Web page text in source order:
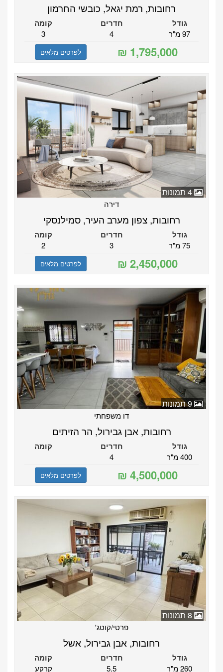
רחובות, רמת יגאל, כובשי החרמון
גודל
97 מ"ר
חדרים
4
קומה
3
לפרטים מלאים
דירה
רחובות, צפון מערב העיר, סמילנסקי
גודל
75 מ"ר
חדרים
3
קומה
2
לפרטים מלאים
דו משפחתי
רחובות, אבן גבירול, הר הזיתים
גודל
400 מ"ר
חדרים
4
קומה
לפרטים מלאים
פרטי/קוטג'
רחובות, אבן גבירול, אשל
גודל
260 מ"ר
חדרים
5.5
קומה
קרקע